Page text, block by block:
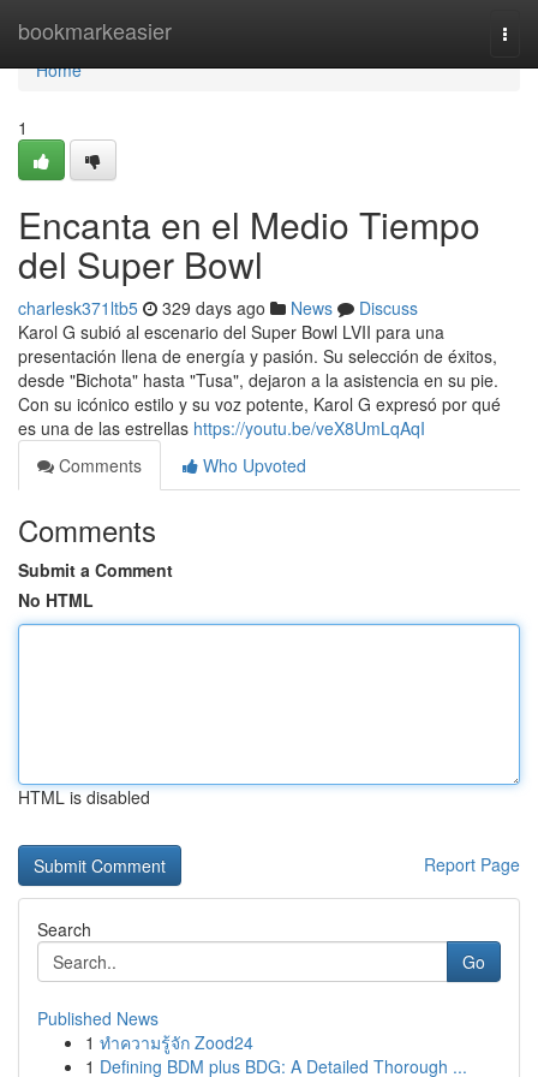
bookmarkeasier
Home
Home
1
Encanta en el Medio Tiempo
del Super Bowl
charlesk371ltb5 329 days ago News
Discuss
Karol G subió al escenario del Super Bowl LVII para una
presentación llena de energía y pasión. Su selección de éxitos,
desde "Bichota" hasta "Tusa", dejaron a la asistencia en su pie.
Con su icónico estilo y su voz potente, Karol G expresó por qué
es una de las estrellas https://youtu.be/veX8UmLqAqI
Comments
Who Upvoted
Comments
Submit a Comment
No HTML
HTML is disabled
Report Page
Search
Go
Published News
1 ทำความรู้จัก Zood24
1 Defining BDM plus BDG: A Detailed Thorough ...